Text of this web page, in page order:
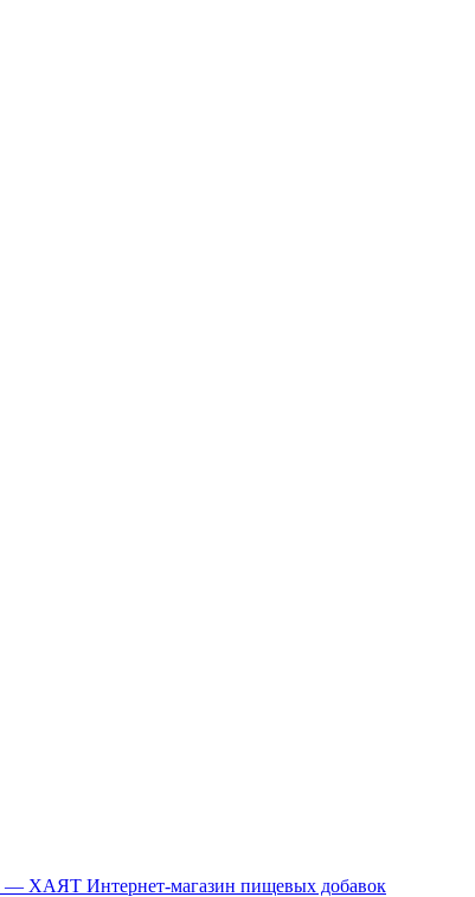
Интернет-магазин пищевых добавок